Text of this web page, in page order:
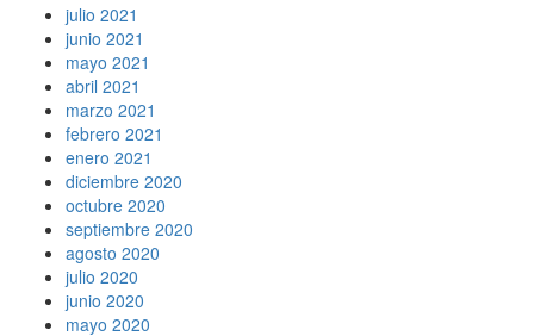
julio 2021
junio 2021
mayo 2021
abril 2021
marzo 2021
febrero 2021
enero 2021
diciembre 2020
octubre 2020
septiembre 2020
agosto 2020
julio 2020
junio 2020
mayo 2020